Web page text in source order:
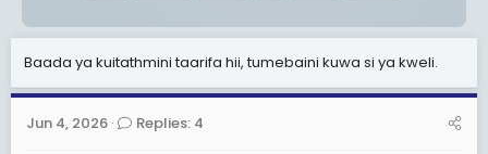
e
a
d
s
r
t
d
g
s
Baada ya kuitathmini taarifa hii, tumebaini kuwa si ya kweli.
Jun 4, 2026 Replies: 4